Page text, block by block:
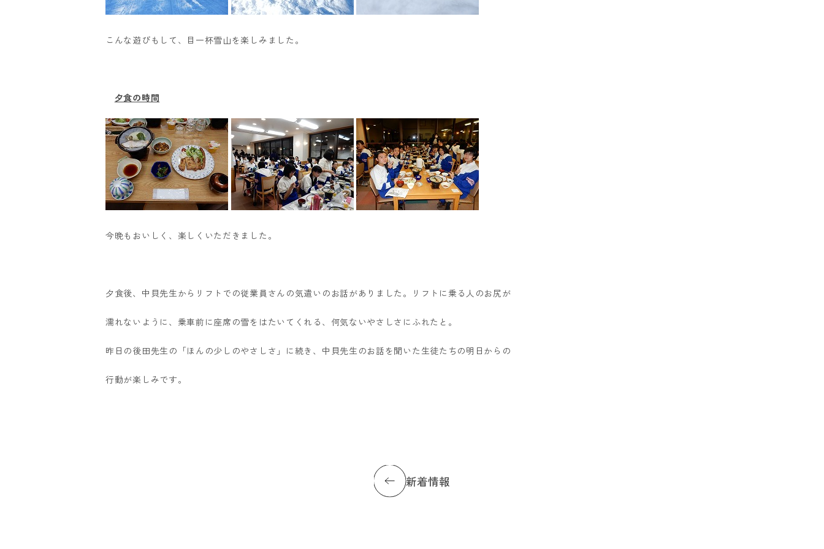
こんな遊びもして、目一杯雪山を楽しみました。
夕食の時間
今晩もおいしく、楽しくいただきました。
夕食後、中貝先生からリフトでの従業員さんの気遣いのお話がありました。リフトに乗る人のお尻が
濡れないように、乗車前に座席の雪をはたいてくれる、何気ないやさしさにふれたと。
昨日の後田先生の「ほんの少しのやさしさ」に続き、中貝先生のお話を聞いた生徒たちの明日からの
行動が楽しみです。
新着情報